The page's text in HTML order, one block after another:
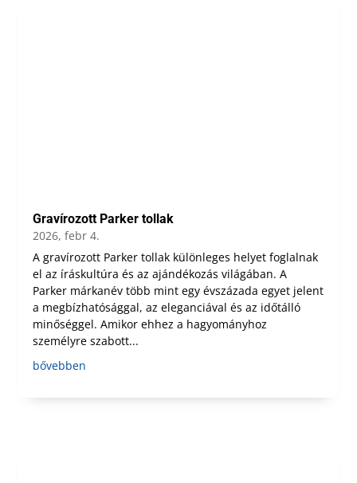
Gravírozott Parker tollak
2026, febr 4.
A gravírozott Parker tollak különleges helyet foglalnak
el az íráskultúra és az ajándékozás világában. A
Parker márkanév több mint egy évszázada egyet jelent
a megbízhatósággal, az eleganciával és az időtálló
minőséggel. Amikor ehhez a hagyományhoz
személyre szabott...
bővebben